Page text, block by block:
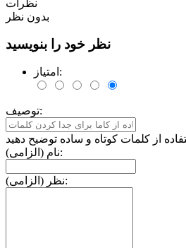
نظرات
بدون نظر
نظر خود را بنویسید
امتیاز:
توصیف:
نام (الزامی):
نظر (الزامی):